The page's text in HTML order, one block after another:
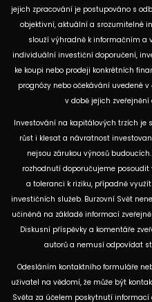
jejich zpracování je postupováno s
objektivní, aktuální a srozumitelné
slouží výhradně k informačním a
individuální investiční doporučení,
ke koupi nebo prodeji konkrétních
prognózy nebo očekávání uvedené
v době jejich
Investování na kapitálových trzích je
růst i klesat a návratnost
nejsou zárukou výnosů
rozhodnutí doporučujeme
a toleranci k riziku, případně
investičních služeb. Burzovní Svět
učiněná na základě informací
Diskusní příspěvky a komentáře
autorů a nemusí odpovídat
Odesláním kontaktního formuláře
uživatel na vědomí, že může být
Světa za účelem poskytnutí